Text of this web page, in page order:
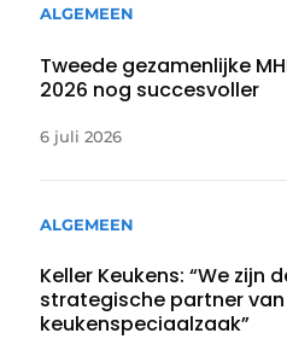
ALGEMEEN
Tweede gezamenlijke
2026 nog succesvoller
6 juli 2026
ALGEMEEN
Keller Keukens: “We zijn
strategische partner
keukenspeciaalzaak”